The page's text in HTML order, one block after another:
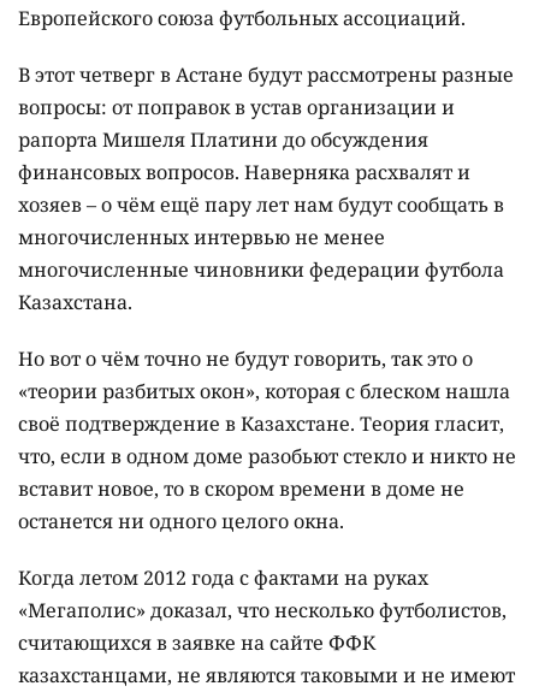
Европейского союза футбольных ассоциаций.
В этот четверг в Астане будут рассмотрены разные
вопросы: от поправок в устав организации и
рапорта Мишеля Платини до обсуждения
финансовых вопросов. Наверняка расхвалят и
хозяев – о чём ещё пару лет нам будут сообщать в
многочисленных интервью не менее
многочисленные чиновники федерации футбола
Казахстана.
Но вот о чём точно не будут говорить, так это о
«теории разбитых окон», которая с блеском нашла
своё подтверждение в Казахстане. Теория гласит,
что, если в одном доме разобьют стекло и никто не
вставит новое, то в скором времени в доме не
останется ни одного целого окна.
Когда летом 2012 года с фактами на руках
«Мегаполис» доказал, что несколько футболистов,
считающихся в заявке на сайте ФФК
казахстанцами, не являются таковыми и не имеют